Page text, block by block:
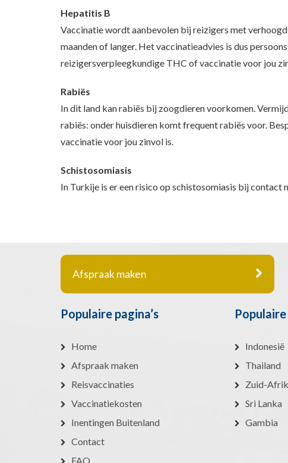
Hepatitis B
Vaccinatie wordt aanbevolen bij reizigers met
maanden of langer. Het vaccinatieadvies is dus
reizigersverpleegkundige THC of vaccinatie voor jou
Rabiës
In dit land kan rabiës bij zoogdieren voorkomen.
rabiës: onder huisdieren komt frequent rabiës voor.
vaccinatie voor jou zinvol is.
Schistosomiasis
In Turkije is er een risico op schistosomiasis bij
Afspraak maken
Populaire pagina’s
Home
Afspraak maken
Reisvaccinaties
Vaccinatiekosten
Inentingen Buitenland
Contact
FAQ
Indonesië
Thailand
Zuid-
Sri Lanka
Gambia